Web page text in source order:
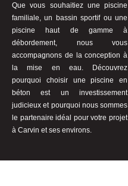
Que vous souhaitiez une piscine
familiale, un bassin sportif ou une
piscine haut de gamme à
débordement, nous vous
accompagnons de la conception à
la mise en eau. Découvrez
pourquoi choisir une piscine en
béton est un investissement
judicieux et pourquoi nous sommes
le partenaire idéal pour votre projet
à Carvin et ses environs.